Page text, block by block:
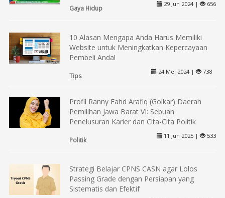
Gaya Hidup
29 Jun 2024 | 656
10 Alasan Mengapa Anda Harus Memiliki
Website untuk Meningkatkan Kepercayaan
Pembeli Anda!
Tips
24 Mei 2024 | 738
Profil Ranny Fahd Arafiq (Golkar) Daerah
Pemilihan Jawa Barat VI: Sebuah
Penelusuran Karier dan Cita-Cita Politik
Politik
11 Jun 2025 | 533
Strategi Belajar CPNS CASN agar Lolos
Passing Grade dengan Persiapan yang
Sistematis dan Efektif